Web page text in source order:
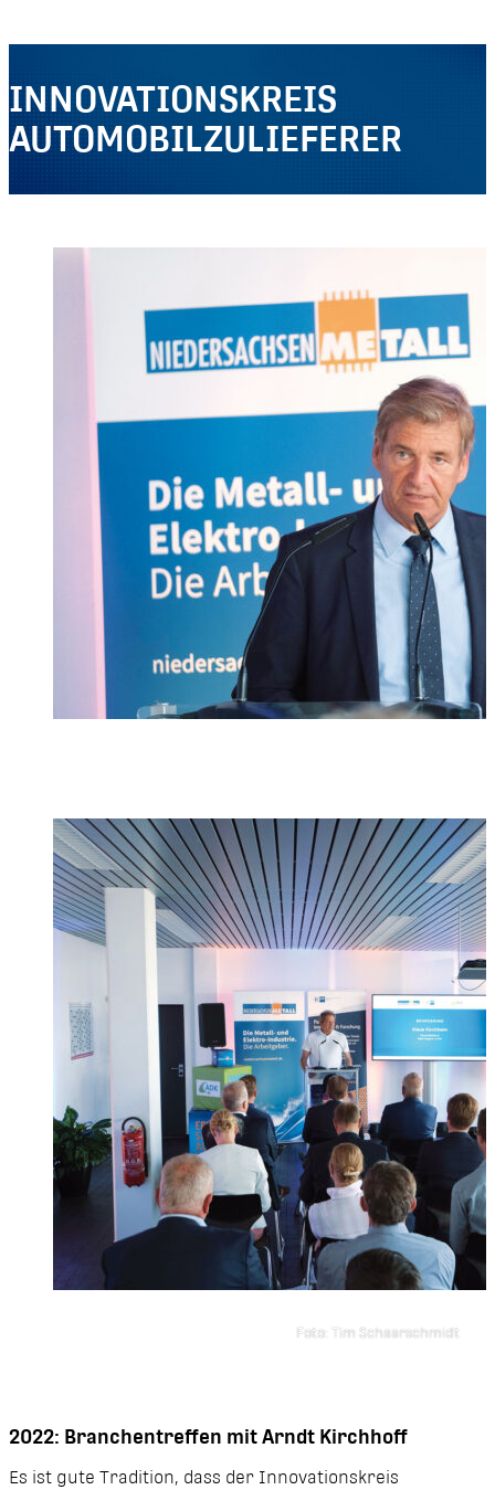
INNOVATIONSKREIS
AUTOMOBILZULIEFERER
Foto: Tim Schaarschmidt
2022: Branchentreffen mit Arndt Kirchhoff
Es ist gute Tradition, dass der Innovationskreis